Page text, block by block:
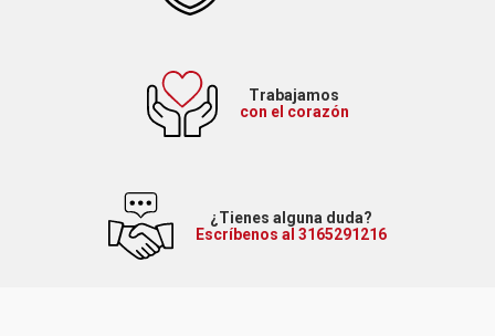
Trabajamos
con el corazón
¿Tienes alguna duda?
Escríbenos al 3165291216